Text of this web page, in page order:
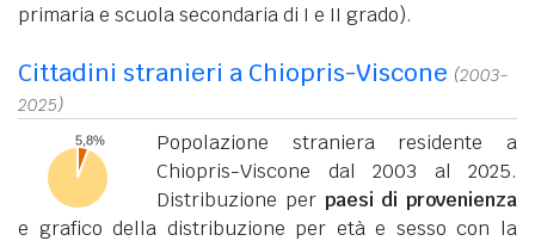
primaria e scuola secondaria di I e II grado).
Cittadini stranieri a Chiopris-Viscone (2003-
2025)
Popolazione straniera residente a
Chiopris-Viscone dal 2003 al 2025.
Distribuzione per paesi di provenienza
e grafico della distribuzione per età e sesso con la